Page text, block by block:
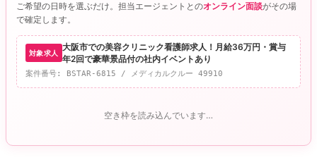
ご希望の日時を選ぶだけ。担当エージェントとのオンライン面談がその場
で確定します。
対象求人
大阪市での美容クリニック看護師求人！月給36万円・賞与
年2回で豪華景品付の社内イベントあり
案件番号: BSTAR-6815 / メディカルクルー 49910
空き枠を読み込んでいます…